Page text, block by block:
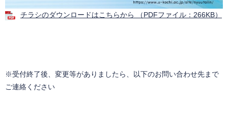
チラシのダウンロードはこちらから （PDFファイル：266KB）
※受付終了後、変更等がありましたら、以下のお問い合わせ先まで
ご連絡ください